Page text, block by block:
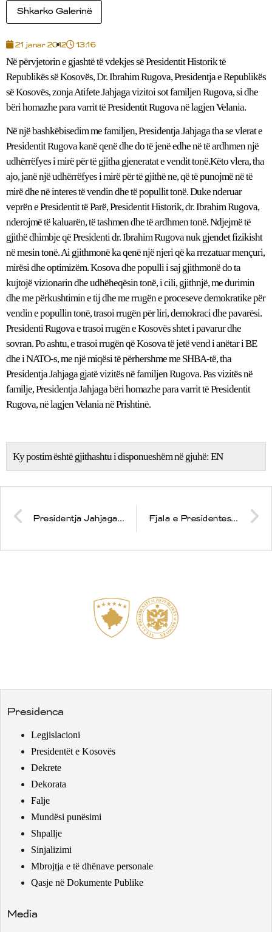
Shkarko Galerinë
21 janar 2012 13:16
Në përvjetorin e gjashtë të vdekjes së Presidentit Historik të
Republikës së Kosovës, Dr. Ibrahim Rugova, Presidentja e Republikës
së Kosovës, zonja Atifete Jahjaga vizitoi sot familjen Rugova, si dhe
bëri homazhe para varrit të Presidentit Rugova në lagjen Velania.
Në një bashkëbisedim me familjen, Presidentja Jahjaga tha se vlerat e
Presidentit Rugova kanë qenë dhe do të jenë edhe në të ardhmen një
udhërrëfyes i mirë për të gjitha gjeneratat e vendit tonë.Këto vlera, tha
ajo, janë një udhërrëfyes i mirë për të gjithë ne, që të punojmë në të
mirë dhe në interes të vendin dhe të popullit tonë. Duke nderuar
veprën e Presidentit të Parë, Presidentit Historik, dr. Ibrahim Rugova,
nderojmë të kaluarën, të tashmen dhe të ardhmen tonë. Ndjejmë të
gjithë dhimbje që Presidenti dr. Ibrahim Rugova nuk gjendet fizikisht
në mesin tonë. Ai gjithmonë ka qenë një njeri që ka rrezatuar mençuri,
mirësi dhe optimizëm. Kosova dhe populli i saj gjithmonë do ta
kujtojë vizionarin dhe udhëheqësin tonë, i cili, gjithnjë, me durimin
dhe me përkushtimin e tij dhe me rrugën e proceseve demokratike për
vendin e popullin tonë, trasoi rrugën për liri, demokraci dhe pavarësi.
Presidenti Rugova e trasoi rrugën e Kosovës shtet i pavarur dhe
sovran. Po ashtu, e trasoi rrugën që Kosova të jetë vend i anëtar i BE
dhe i NATO-s, me një miqësi të përhershme me SHBA-të, tha
Presidentja Jahjaga gjatë vizitës në familjen Rugova. Pas vizitës në
familje, Presidentja Jahjaga bëri homazhe para varrit të Presidentit
Rugova, në lagjen Velania në Prishtinë.
Ky postim është gjithashtu i disponueshëm në gjuhë:EN
Presidentja Jahjaga po vazhdon vizitën në Emiratet e Bashkuara Arabe Fjala e Presidentes Atifete Jahjaga në Akademinë përkujtimore të gjashtëvjetorit të vdekjes së Presidentit. Ibrahim Rugova
Presidenca
Legjislacioni
Presidentët e Kosovës
Dekrete
Dekorata
Falje
Mundësi punësimi
Shpallje
Sinjalizimi
Mbrojtja e të dhënave personale
Qasje në Dokumente Publike
Media